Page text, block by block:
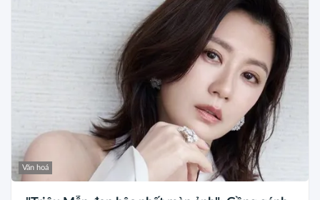
Văn hoá